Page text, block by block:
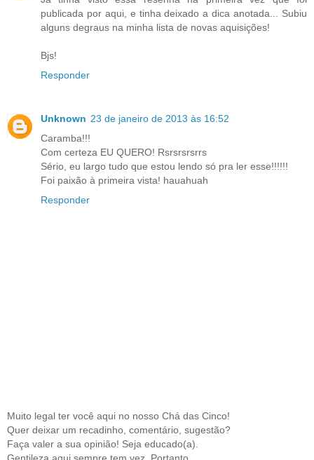
publicada por aqui, e tinha deixado a dica anotada... Subiu
alguns degraus na minha lista de novas aquisições!
Bjs!
Responder
Unknown 23 de janeiro de 2013 às 16:52
Caramba!!!
Com certeza EU QUERO! Rsrsrsrsrrs
Sério, eu largo tudo que estou lendo só pra ler esse!!!!!!
Foi paixão à primeira vista! hauahuah
Responder
Muito legal ter você aqui no nosso Chá das Cinco!
Quer deixar um recadinho, comentário, sugestão?
Faça valer a sua opinião! Seja educado(a).
Gentileza aqui sempre tem vez. Portanto,